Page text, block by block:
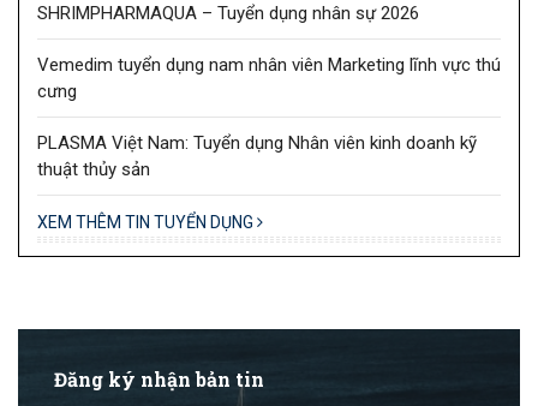
SHRIMPHARMAQUA – Tuyển dụng nhân sự 2026
Vemedim tuyển dụng nam nhân viên Marketing lĩnh vực thú
cưng
PLASMA Việt Nam: Tuyển dụng Nhân viên kinh doanh kỹ
thuật thủy sản
XEM THÊM TIN TUYỂN DỤNG
Đăng ký nhận bản tin